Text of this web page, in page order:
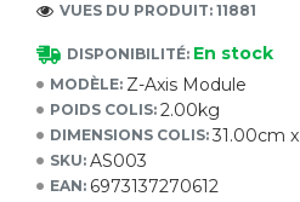
DISPONIBILITÉ: En stock
MODÈLE: Z-Axis Module
POIDS COLIS: 2.00kg
DIMENSIONS COLIS: 31.00cm
SKU: AS003
EAN: 6973137270612
VUES DU PRODUIT: 11881